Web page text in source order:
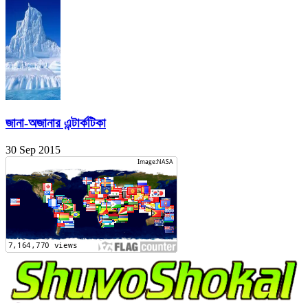
জানা-অজানার এন্টার্কটিকা
30 Sep 2015